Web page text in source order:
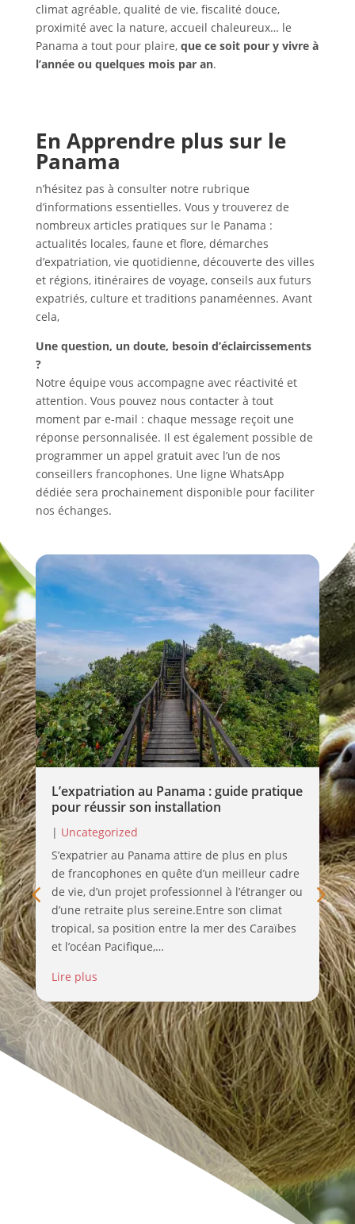
climat agréable, qualité de vie, fiscalité douce,
proximité avec la nature, accueil chaleureux… le
Panama a tout pour plaire, que ce soit pour y vivre à
l’année ou quelques mois par an.
En Apprendre plus sur le
Panama
n’hésitez pas à consulter notre rubrique
d’informations essentielles. Vous y trouverez de
nombreux articles pratiques sur le Panama :
actualités locales, faune et flore, démarches
d’expatriation, vie quotidienne, découverte des villes
et régions, itinéraires de voyage, conseils aux futurs
expatriés, culture et traditions panaméennes. Avant
cela,
Une question, un doute, besoin d’éclaircissements
?
Notre équipe vous accompagne avec réactivité et
attention. Vous pouvez nous contacter à tout
moment par e-mail : chaque message reçoit une
réponse personnalisée. Il est également possible de
programmer un appel gratuit avec l’un de nos
conseillers francophones. Une ligne WhatsApp
dédiée sera prochainement disponible pour faciliter
nos échanges.
L’expatriation au Panama : guide pratique
pour réussir son installation
| Uncategorized
S’expatrier au Panama attire de plus en plus
de francophones en quête d’un meilleur cadre
de vie, d’un projet professionnel à l’étranger ou
d’une retraite plus sereine.Entre son climat
tropical, sa position entre la mer des Caraïbes
et l’océan Pacifique,…
Lire plus
|